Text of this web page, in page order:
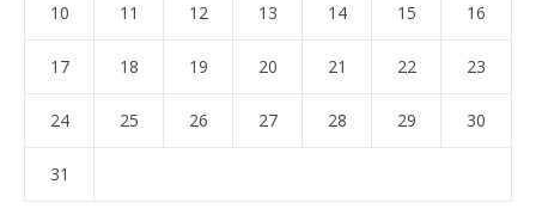
10 11 12 13 14 15 16
17 18 19 20 21 22 23
24 25 26 27 28 29 30
31